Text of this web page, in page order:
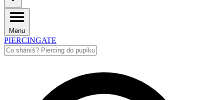
Menu
PIERCINGATE